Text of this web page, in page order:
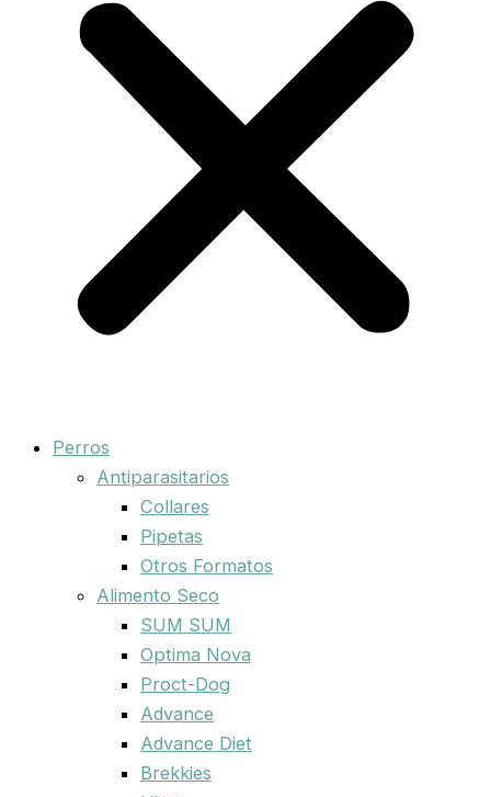
Perros
Antiparasitarios
Collares
Pipetas
Otros Formatos
Alimento Seco
SUM SUM
Optima Nova
Proct-Dog
Advance
Advance Diet
Brekkies